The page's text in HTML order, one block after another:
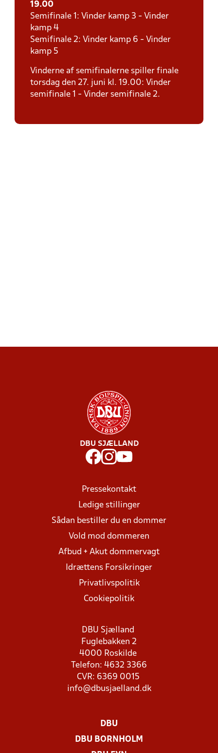
19.00
Semifinale 1: Vinder kamp 3 - Vinder
kamp 4
Semifinale 2: Vinder kamp 6 - Vinder
kamp 5
Vinderne af semifinalerne spiller finale
torsdag den 27. juni kl. 19.00: Vinder
semifinale 1 - Vinder semifinale 2.
DBU SJÆLLAND
Pressekontakt
Ledige stillinger
Sådan bestiller du en dommer
Vold mod dommeren
Afbud + Akut dommervagt
Idrættens Forsikringer
Privatlivspolitik
Cookiepolitik
DBU Sjælland
Fuglebakken 2
4000 Roskilde
Telefon: 4632 3366
CVR: 6369 0015
info@dbusjaelland.dk
DBU
DBU BORNHOLM